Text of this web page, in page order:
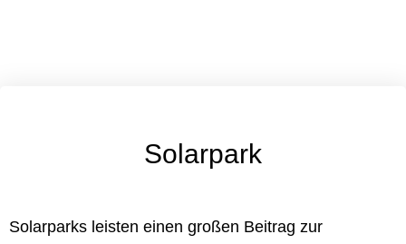
Solarpark
Solarparks leisten einen großen Beitrag zur